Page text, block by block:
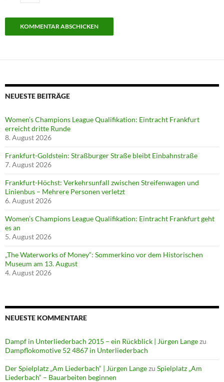
NEUESTE BEITRÄGE
Women’s Champions League Qualifikation: Eintracht Frankfurt
erreicht dritte Runde
8. August 2026
Frankfurt-Goldstein: Straßburger Straße bleibt Einbahnstraße
7. August 2026
Frankfurt-Höchst: Verkehrsunfall zwischen Streifenwagen und
Linienbus – Mehrere Personen verletzt
6. August 2026
Women’s Champions League Qualifikation: Eintracht Frankfurt geht
es an
5. August 2026
„The Waterworks of Money“: Sommerkino vor dem Historischen
Museum am 13. August
4. August 2026
NEUESTE KOMMENTARE
Dampf in Unterliederbach 2015 – ein Rückblick | Jürgen Langezu
Dampflokomotive 52 4867 in Unterliederbach
Der Spielplatz „Am Liederbach“ | Jürgen Langezu Spielplatz „Am
Liederbach“ – Bauarbeiten beginnen